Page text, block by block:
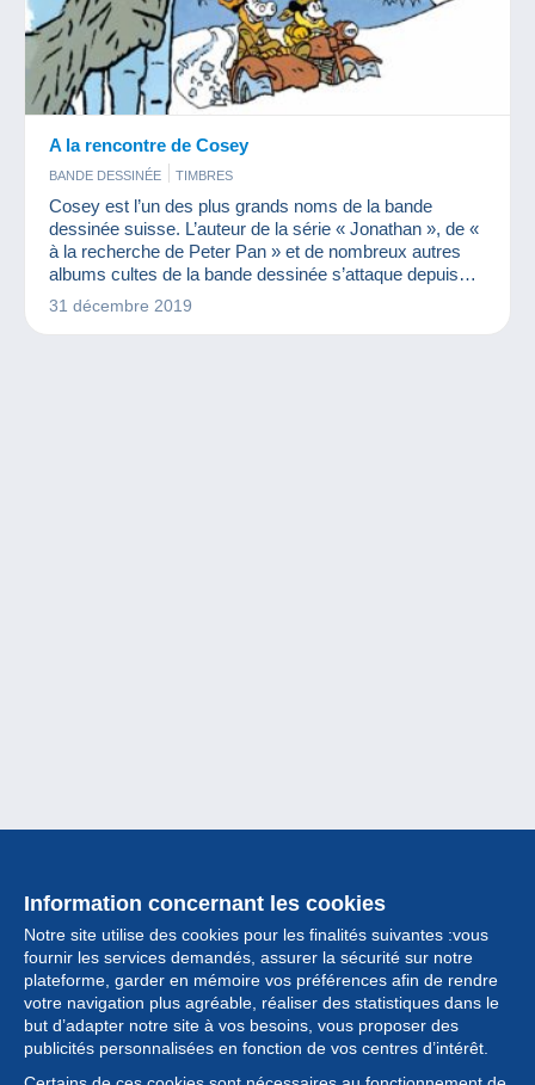
A la rencontre de Cosey
BANDE DESSINÉE TIMBRES
Cosey est l’un des plus grands noms de la bande
dessinée suisse. L’auteur de la série « Jonathan », de «
à la recherche de Peter Pan » et de nombreux autres
albums cultes de la bande dessinée s’attaque depuis
quelques années aux personnages les plus célèbres du
31 décembre 2019
Information concernant les cookies
Notre site utilise des cookies pour les finalités suivantes :vous
fournir les services demandés, assurer la sécurité sur notre
plateforme, garder en mémoire vos préférences afin de rendre
votre navigation plus agréable, réaliser des statistiques dans le
but d’adapter notre site à vos besoins, vous proposer des
publicités personnalisées en fonction de vos centres d’intérêt.
Collection